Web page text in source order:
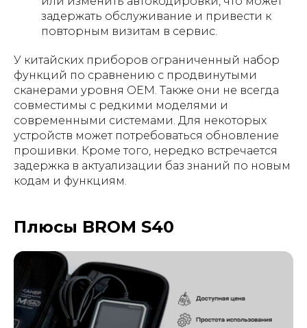
задержать обслуживание и привести к
повторным визитам в сервис.
У китайских приборов ограниченный набор
функций по сравнению с продвинутыми
сканерами уровня OEM. Также они не всегда
совместимы с редкими моделями и
современными системами. Для некоторых
устройств может потребоваться обновление
прошивки. Кроме того, нередко встречается
задержка в актуализации баз знаний по новым
кодам и функциям.
Плюсы BROM S40